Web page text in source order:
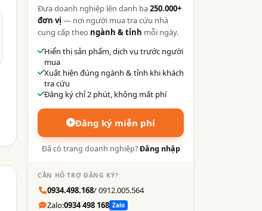
Đưa doanh nghiệp lên danh bạ250.000+
đơn vị — nơi người mua tra cứu nhà
cung cấp theo ngành & tỉnh mỗi ngày.
Hiển thị sản phẩm, dịch vụ trước người
mua
Xuất hiện đúng ngành & tỉnh khi khách
tra cứu
Đăng ký chỉ 2 phút, không mất phí
Đăng ký miễn phí
Đã có trang doanh nghiệp?Đăng nhập
CẦN HỖ TRỢ ĐĂNG KÝ?
0934.498.168/ 0912.005.564
Zalo:0934 498 168 Zalo